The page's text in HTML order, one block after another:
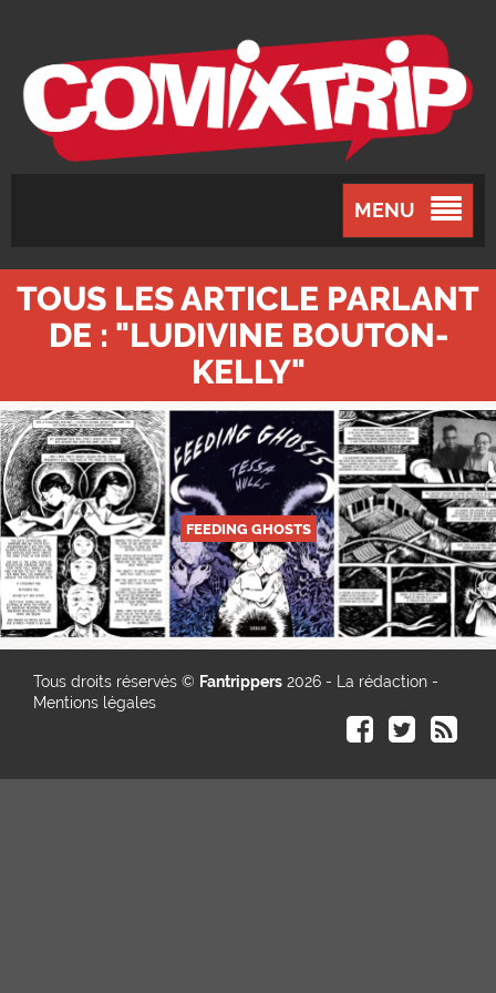
MENU
TOUS LES ARTICLE PARLANT
DE : "LUDIVINE BOUTON-
KELLY"
FEEDING GHOSTS
Tous droits réservés © Fantrippers 2026 - La rédaction -
Mentions légales